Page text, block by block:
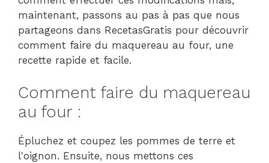
maintenant, passons au pas à pas que nous
partageons dans RecetasGratis pour découvrir
comment faire du maquereau au four, une
recette rapide et facile.
Comment faire du maquereau
au four :
Épluchez et coupez les pommes de terre et
l'oignon. Ensuite, nous mettons ces